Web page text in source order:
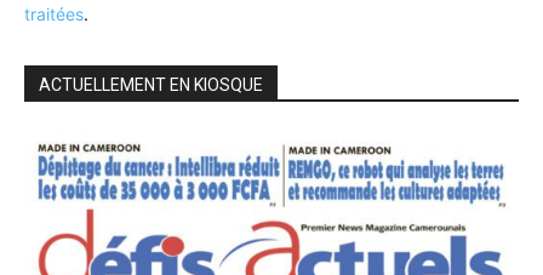
traitées.
ACTUELLEMENT EN KIOSQUE